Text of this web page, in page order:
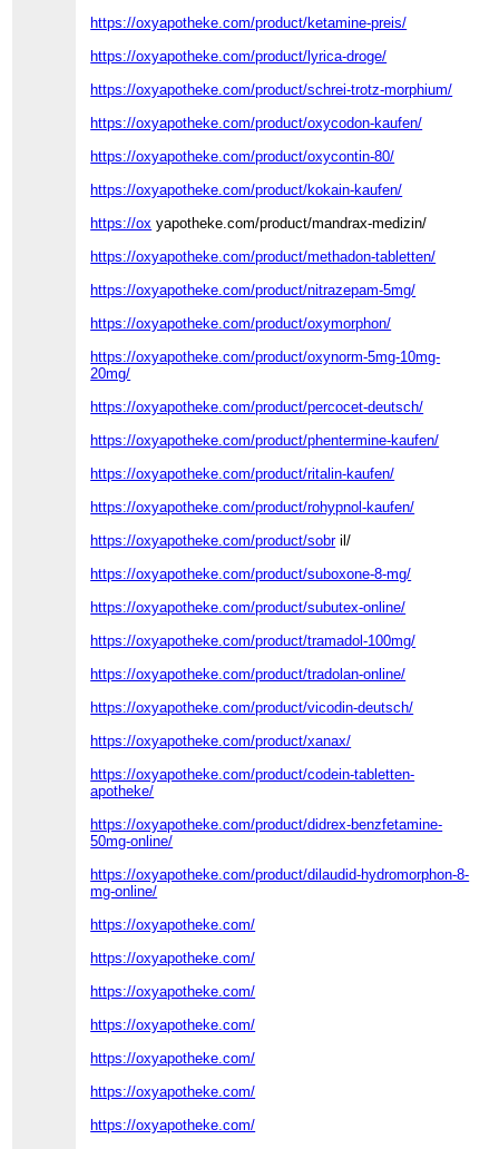
https://oxyapotheke.com/product/ketamine-preis/
https://oxyapotheke.com/product/lyrica-droge/
https://oxyapotheke.com/product/schrei-trotz-morphium/
https://oxyapotheke.com/product/oxycodon-kaufen/
https://oxyapotheke.com/product/oxycontin-80/
https://oxyapotheke.com/product/kokain-kaufen/
https://ox yapotheke.com/product/mandrax-medizin/
https://oxyapotheke.com/product/methadon-tabletten/
https://oxyapotheke.com/product/nitrazepam-5mg/
https://oxyapotheke.com/product/oxymorphon/
https://oxyapotheke.com/product/oxynorm-5mg-10mg-
20mg/
https://oxyapotheke.com/product/percocet-deutsch/
https://oxyapotheke.com/product/phentermine-kaufen/
https://oxyapotheke.com/product/ritalin-kaufen/
https://oxyapotheke.com/product/rohypnol-kaufen/
https://oxyapotheke.com/product/sobril/
https://oxyapotheke.com/product/suboxone-8-mg/
https://oxyapotheke.com/product/subutex-online/
https://oxyapotheke.com/product/tramadol-100mg/
https://oxyapotheke.com/product/tradolan-online/
https://oxyapotheke.com/product/vicodin-deutsch/
https://oxyapotheke.com/product/xanax/
https://oxyapotheke.com/product/codein-tabletten-
apotheke/
https://oxyapotheke.com/product/didrex-benzfetamine-
50mg-online/
https://oxyapotheke.com/product/dilaudid-hydromorphon-8-
mg-online/
https://oxyapotheke.com/
https://oxyapotheke.com/
https://oxyapotheke.com/
https://oxyapotheke.com/
https://oxyapotheke.com/
https://oxyapotheke.com/
https://oxyapotheke.com/